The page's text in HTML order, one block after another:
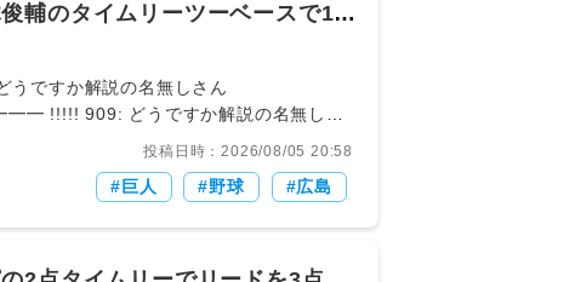
輔のタイムリーツーベースで1点
ですか解説の名無しさん
投稿日時：2026/08/05 20:58
巨人 野球 広島